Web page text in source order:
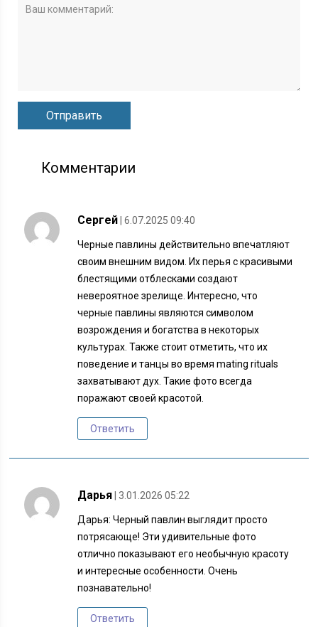
Комментарии
Сергей | 6.07.2025 09:40
Черные павлины действительно впечатляют
своим внешним видом. Их перья с красивыми
блестящими отблесками создают
невероятное зрелище. Интересно, что
черные павлины являются символом
возрождения и богатства в некоторых
культурах. Также стоит отметить, что их
поведение и танцы во время mating rituals
захватывают дух. Такие фото всегда
поражают своей красотой.
Ответить
Дарья | 3.01.2026 05:22
Дарья: Черный павлин выглядит просто
потрясающе! Эти удивительные фото
отлично показывают его необычную красоту
и интересные особенности. Очень
познавательно!
Ответить